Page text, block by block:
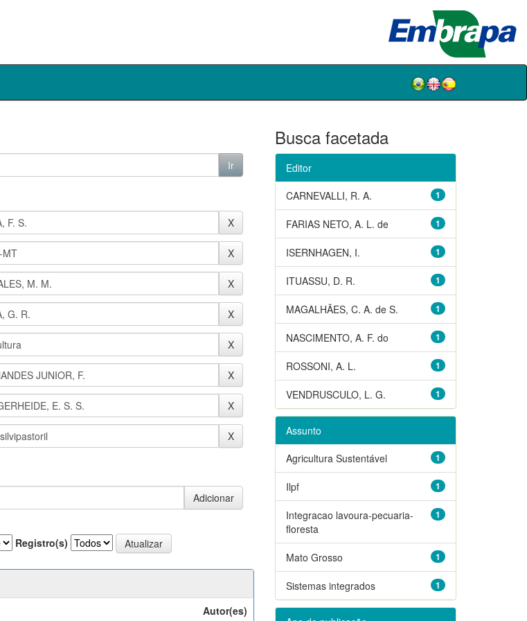
Registro(s)
Autor(es)
Busca facetada
Editor
1
CARNEVALLI, R. A.
1
FARIAS NETO, A. L. de
1
ISERNHAGEN, I.
1
ITUASSU, D. R.
1
MAGALHÃES, C. A. de S.
1
NASCIMENTO, A. F. do
1
ROSSONI, A. L.
1
VENDRUSCULO, L. G.
Assunto
1
Agricultura Sustentável
1
Ilpf
1
Integracao lavoura-pecuaria-
floresta
1
Mato Grosso
1
Sistemas integrados